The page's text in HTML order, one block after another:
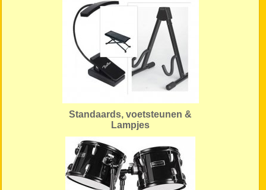
Standaards, voetsteunen &
Lampjes